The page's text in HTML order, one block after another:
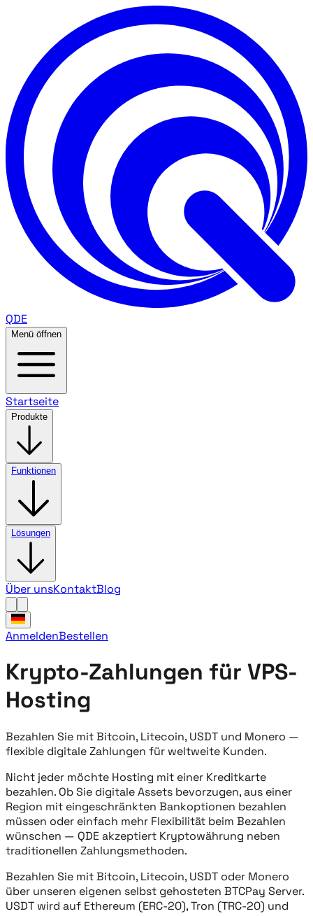
QDE
Menü öffnen
Startseite
Produkte
Funktionen
Lösungen
Über unsKontaktBlog
AnmeldenBestellen
Krypto-Zahlungen für VPS-
Hosting
Bezahlen Sie mit Bitcoin, Litecoin, USDT und Monero —
flexible digitale Zahlungen für weltweite Kunden.
Nicht jeder möchte Hosting mit einer Kreditkarte
bezahlen. Ob Sie digitale Assets bevorzugen, aus einer
Region mit eingeschränkten Bankoptionen bezahlen
müssen oder einfach mehr Flexibilität beim Bezahlen
wünschen — QDE akzeptiert Kryptowährung neben
traditionellen Zahlungsmethoden.
Bezahlen Sie mit Bitcoin, Litecoin, USDT oder Monero
über unseren eigenen selbst gehosteten BTCPay Server.
USDT wird auf Ethereum (ERC-20), Tron (TRC-20) und